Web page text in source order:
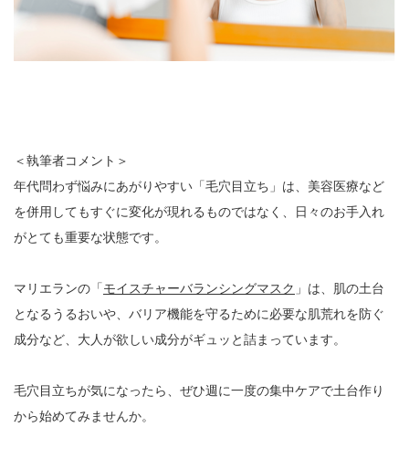
＜執筆者コメント＞
年代問わず悩みにあがりやすい「毛穴目立ち」は、美容医療など
を併用してもすぐに変化が現れるものではなく、日々のお手入れ
がとても重要な状態です。
マリエランの「モイスチャーバランシングマスク」は、肌の土台
となるうるおいや、バリア機能を守るために必要な肌荒れを防ぐ
成分など、大人が欲しい成分がギュッと詰まっています。
毛穴目立ちが気になったら、ぜひ週に一度の集中ケアで土台作り
から始めてみませんか。